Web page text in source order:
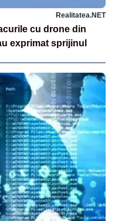
Realitatea.NET
cu drone din
exprimat sprijinul